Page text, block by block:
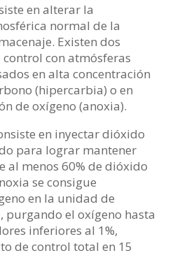
en alterar la
normal de la
Existen dos
con atmósferas
en alta concentración
(hipercarbia) o en
de oxígeno (anoxia).
en inyectar dióxido
para lograr mantener
al menos 60% de dióxido
se consigue
en la unidad de
purgando el oxígeno hasta
inferiores al 1%,
de control total en 15